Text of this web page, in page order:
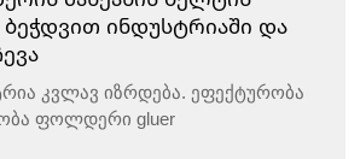
ინდუსტრიაში და
კვლავ იზრდება. ეფექტურობა
ფოლდერი gluer